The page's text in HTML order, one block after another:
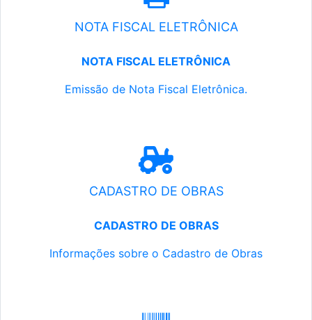
NOTA FISCAL ELETRÔNICA
NOTA FISCAL ELETRÔNICA
Emissão de Nota Fiscal Eletrônica.
CADASTRO DE OBRAS
CADASTRO DE OBRAS
Informações sobre o Cadastro de Obras